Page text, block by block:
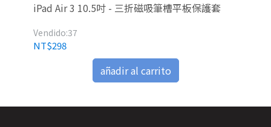
iPad Air 3 10.5吋 - 三折磁吸筆槽平板保護套
Vendido:37
NT$298
añadir al carrito